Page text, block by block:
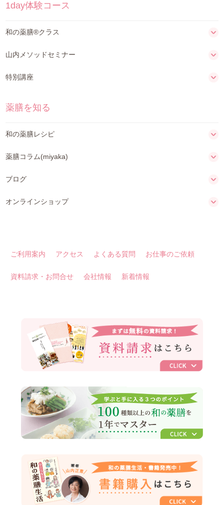
1day体験コース
和の薬膳®クラス
山内メソッドセミナー
特別講座
薬膳を知る
和の薬膳レシピ
薬膳コラム(miyaka)
ブログ
オンラインショップ
ご利用案内 アクセス よくある質問 お仕事のご依頼
資料請求・お問合せ 会社情報 新着情報